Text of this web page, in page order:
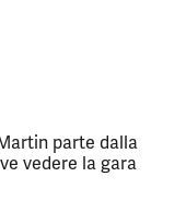
parte dalla
vedere la gara